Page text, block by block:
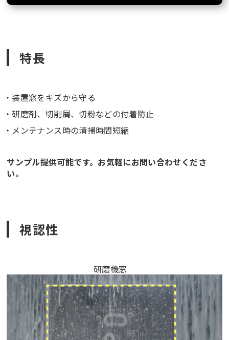
特長
装置窓をキズから守る
研磨剤、切削屑、切粉などの付着防止
メンテナンス時の清掃時間短縮
サンプル提供可能です。お気軽にお問い合わせくださ
い。
視認性
研磨機窓